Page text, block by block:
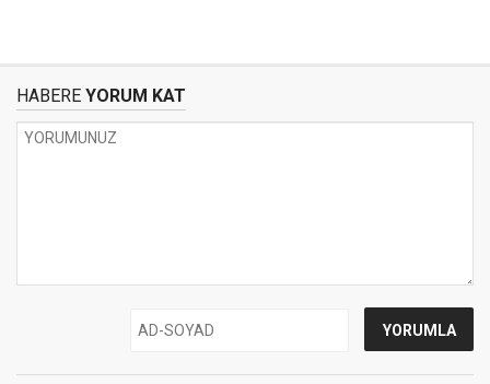
HABERE YORUM KAT